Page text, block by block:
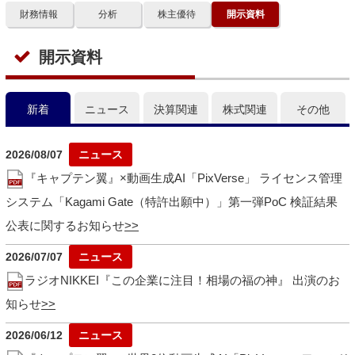
財務情報 分析 株主優待 開示資料
開示資料
新着 ニュース 決算関連 株式関連 その他
2026/08/07
『キャプテン翼』×動画生成AI「PixVerse」 ライセンス管理
システム「Kagami Gate（特許出願中）」第一弾PoC 検証結果
公表に関するお知らせ
2026/07/07
ラジオNIKKEI『この企業に注目！相場の福の神』 出演のお
知らせ
2026/06/12